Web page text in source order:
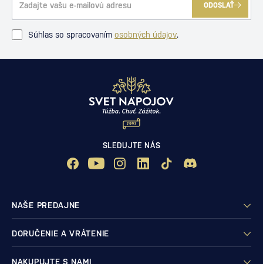
ODOSLAŤ
Súhlas so spracovaním osobných údajov.
SLEDUJTE NÁS
NAŠE PREDAJNE
DORUČENIE A VRÁTENIE
NAKUPUJTE S NAMI